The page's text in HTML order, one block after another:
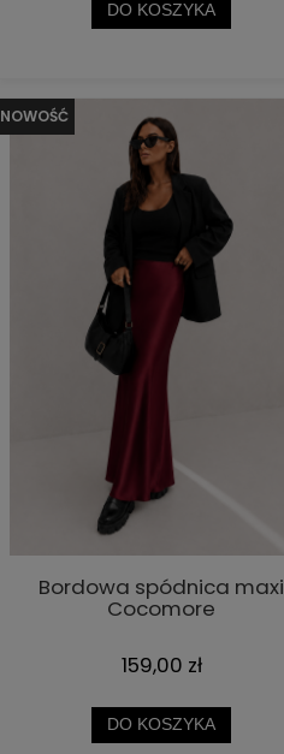
DO KOSZYKA
Bordowa spódnica maxi
Cocomore
159,00 zł
DO KOSZYKA
NOWOŚĆ